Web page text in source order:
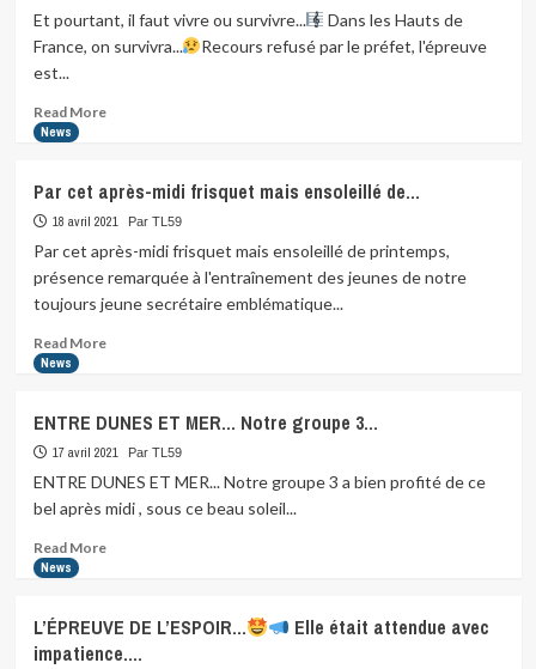
Et pourtant, il faut vivre ou survivre...
Dans les Hauts de
France, on survivra...
Recours refusé par le préfet, l'épreuve
est...
Read MoreRead
pourtant,
il
faut
News
Par cet après-midi frisquet mais ensoleillé de…
18 avril 2021 Par TL59
Par cet après-midi frisquet mais ensoleillé de printemps,
présence remarquée à l'entraînement des jeunes de notre
toujours jeune secrétaire emblématique...
Read MoreRead
cet
après-
midi
mais
ensoleillé
News
ENTRE DUNES ET MER… Notre groupe 3…
17 avril 2021 Par TL59
ENTRE DUNES ET MER... Notre groupe 3 a bien profité de ce
bel après midi , sous ce beau soleil...
Read MoreRead
DUNES
ET
News
L’ÉPREUVE DE L’ESPOIR…
Elle était attendue avec
impatience.…